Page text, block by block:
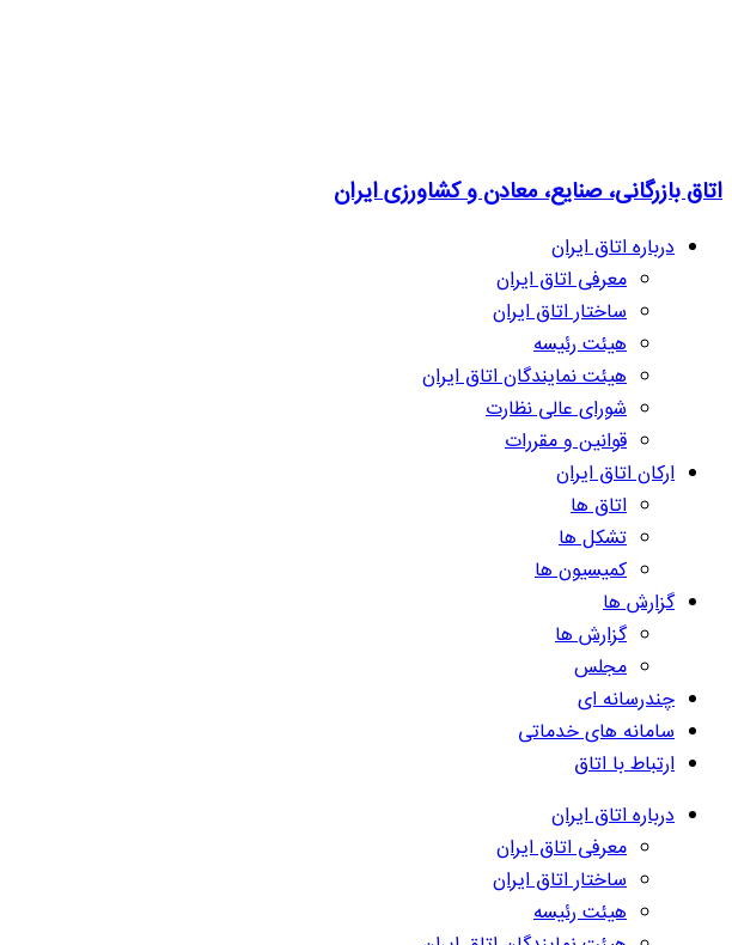
اتاق بازرگانی، صنایع، معادن و کشاورزی ایران
درباره اتاق ایران
معرفی اتاق ایران
ساختار اتاق ایران
هیئت رئیسه
هیئت نمایندگان اتاق ایران
شورای عالی نظارت
قوانین و مقررات
ارکان اتاق ایران
اتاق ها
تشکل ها
کمیسیون ها
گزارش ها
گزارش ها
مجلس
چندرسانه ای
سامانه های خدماتی
ارتباط با اتاق
درباره اتاق ایران
معرفی اتاق ایران
ساختار اتاق ایران
هیئت رئیسه